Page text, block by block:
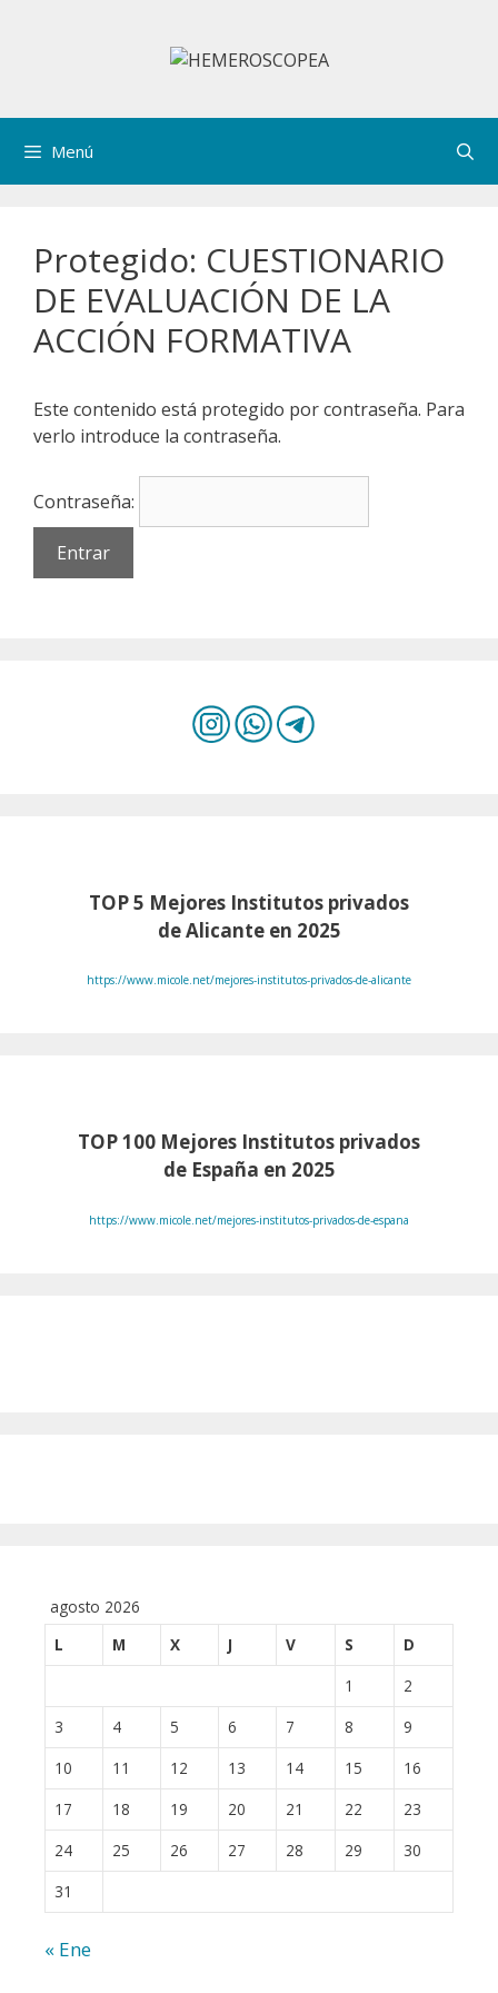
Menú
Protegido: CUESTIONARIO
DE EVALUACIÓN DE LA
ACCIÓN FORMATIVA
Este contenido está protegido por contraseña. Para
verlo introduce la contraseña.
Contraseña:
TOP 5 Mejores Institutos privados
de Alicante en 2025
https://www.micole.net/mejores-institutos-privados-de-alicante
TOP 100 Mejores Institutos privados
de España en 2025
https://www.micole.net/mejores-institutos-privados-de-espana
agosto 2026
L
M X J V S
D
1
2
3
4 5 6 7 8
9
10
11 12 13 14 15
16
17
18 19 20 21 22
23
24
25 26 27 28 29
30
31
« Ene